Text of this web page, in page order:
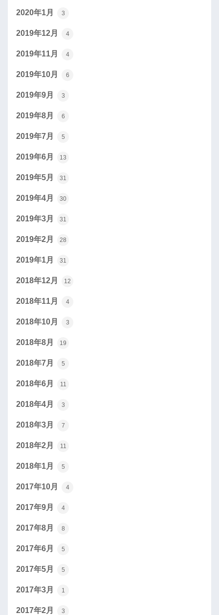
2020年1月 3
2019年12月 4
2019年11月 4
2019年10月 6
2019年9月 3
2019年8月 6
2019年7月 5
2019年6月 13
2019年5月 31
2019年4月 30
2019年3月 31
2019年2月 28
2019年1月 31
2018年12月 12
2018年11月 4
2018年10月 3
2018年8月 19
2018年7月 5
2018年6月 11
2018年4月 3
2018年3月 7
2018年2月 11
2018年1月 5
2017年10月 4
2017年9月 4
2017年8月 8
2017年6月 5
2017年5月 5
2017年3月 1
2017年2月 3